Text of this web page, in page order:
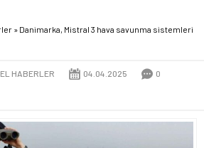
» Danimarka, Mistral 3 hava savunma sistemleri
HABERLER 04.04.2025 0